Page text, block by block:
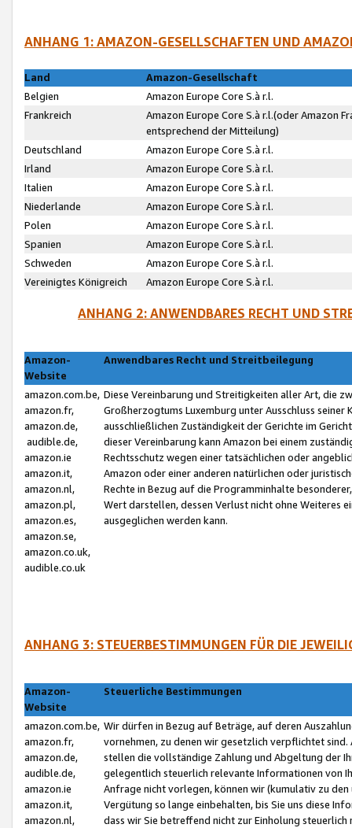
ANHANG 1: AMAZON-GESELLSCHAFTEN UND
Land
Amazon-Gesellschaft
Belgien
Amazon Europe Core S.à r.l.
Frankreich
Amazon Europe Core S.à r.l.(oder Amazon
entsprechend der Mitteilung)
Deutschland
Amazon Europe Core S.à r.l.
Irland
Amazon Europe Core S.à r.l.
Italien
Amazon Europe Core S.à r.l.
Niederlande
Amazon Europe Core S.à r.l.
Polen
Amazon Europe Core S.à r.l.
Spanien
Amazon Europe Core S.à r.l.
Schweden
Amazon Europe Core S.à r.l.
Vereinigtes Königreich
Amazon Europe Core S.à r.l.
ANHANG 2: ANWENDBARES RECHT UND
Amazon-
Website
Anwendbares Recht und Streitbeilegung
amazon.com.be,
amazon.fr,
amazon.de,
audible.de,
amazon.ie
amazon.it,
amazon.nl,
amazon.pl,
amazon.es,
amazon.se,
amazon.co.uk,
audible.co.uk
Diese Vereinbarung und Streitigkeiten aller Art, die
Großherzogtums Luxemburg unter Ausschluss
ausschließlichen Zuständigkeit der Gerichte im
dieser Vereinbarung kann Amazon bei einem
Rechtsschutz wegen einer tatsächlichen oder
Amazon oder einer anderen natürlichen oder
Rechte in Bezug auf die Programminhalte
Wert darstellen, dessen Verlust nicht ohne Weiteres
ausgeglichen werden kann.
ANHANG 3: STEUERBESTIMMUNGEN FÜR DIE
Amazon-
Website
Steuerliche Bestimmungen
amazon.com.be,
amazon.fr,
amazon.de,
audible.de,
amazon.ie
amazon.it,
amazon.nl,
Wir dürfen in Bezug auf Beträge, auf deren
vornehmen, zu denen wir gesetzlich verpflichtet
stellen die vollständige Zahlung und Abgeltung der
gelegentlich steuerlich relevante Informationen von
Anfrage nicht vorlegen, können wir (kumulativ zu
Vergütung so lange einbehalten, bis Sie uns diese
dass wir Sie betreffend nicht zur Einholung